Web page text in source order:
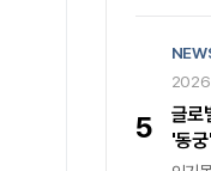
경쟁
뿐만
명과
당시
대담
5
글로
'동